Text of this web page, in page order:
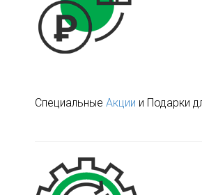
Специальные Акции и Подарки